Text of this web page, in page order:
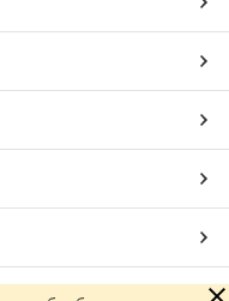
Prom.ua